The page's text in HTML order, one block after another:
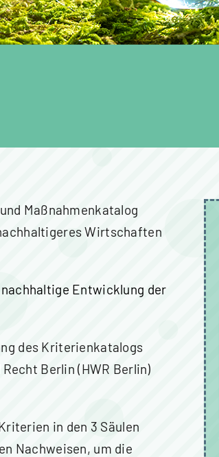
Maßnahmenkatalog
Wirtschaften
nachhaltige Entwicklung der
des Kriterienkatalogs
Berlin (HWR Berlin)
in den 3 Säulen
Nachweisen, um die